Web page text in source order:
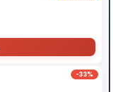
-33%